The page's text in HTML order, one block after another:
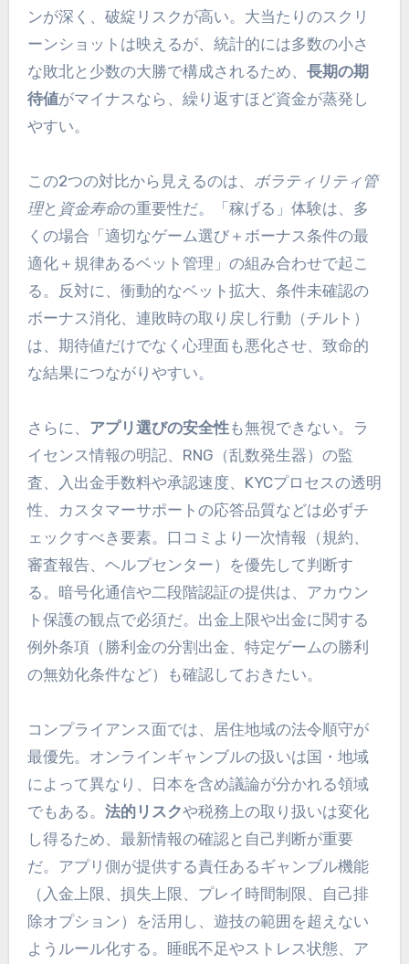
ンが深く、破綻リスクが高い。大当たりのスクリ
ーンショットは映えるが、統計的には多数の小さ
な敗北と少数の大勝で構成されるため、 長期の期
待値がマイナスなら、繰り返すほど資金が蒸発し
やすい。
この2つの対比から見えるのは、 ボラティリティ管
理と 資金寿命の重要性だ。「稼げる」体験は、多
くの場合「適切なゲーム選び＋ボーナス条件の最
適化＋規律あるベット管理」の組み合わせで起こ
る。反対に、衝動的なベット拡大、条件未確認の
ボーナス消化、連敗時の取り戻し行動（チルト）
は、期待値だけでなく心理面も悪化させ、致命的
な結果につながりやすい。
さらに、 アプリ選びの安全性も無視できない。ラ
イセンス情報の明記、RNG（乱数発生器）の監
査、入出金手数料や承認速度、KYCプロセスの透明
性、カスタマーサポートの応答品質などは必ずチ
ェックすべき要素。口コミより一次情報（規約、
審査報告、ヘルプセンター）を優先して判断す
る。暗号化通信や二段階認証の提供は、アカウン
ト保護の観点で必須だ。出金上限や出金に関する
例外条項（勝利金の分割出金、特定ゲームの勝利
の無効化条件など）も確認しておきたい。
コンプライアンス面では、居住地域の法令順守が
最優先。オンラインギャンブルの扱いは国・地域
によって異なり、日本を含め議論が分かれる領域
でもある。 法的リスクや税務上の取り扱いは変化
し得るため、最新情報の確認と自己判断が重要
だ。アプリ側が提供する責任あるギャンブル機能
（入金上限、損失上限、プレイ時間制限、自己排
除オプション）を活用し、遊技の範囲を超えない
ようルール化する。睡眠不足やストレス状態、ア